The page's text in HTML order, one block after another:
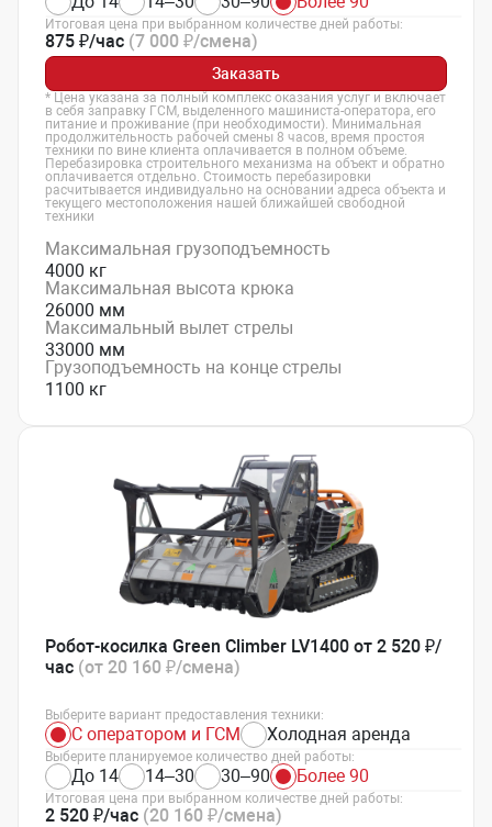
Итоговая цена при выбранном количестве дней работы:
875 ₽/час (7 000 ₽/смена)
Заказать
* Цена указана за полный комплекс оказания услуг и включает
в себя заправку ГСМ, выделенного машиниста-оператора, его
питание и проживание (при необходимости). Минимальная
продолжительность рабочей смены 8 часов, время простоя
техники по вине клиента оплачивается в полном объеме.
Перебазировка строительного механизма на объект и обратно
оплачивается отдельно. Стоимость перебазировки
расчитывается индивидуально на основании адреса объекта и
текущего местоположения нашей ближайшей свободной
техники
Максимальная грузоподъемность
4000 кг
Максимальная высота крюка
26000 мм
Максимальный вылет стрелы
33000 мм
Грузоподъемность на конце стрелы
1100 кг
Робот-косилка Green Climber LV1400 от 2 520 ₽/
час (от 20 160 ₽/смена)
Выберите вариант предоставления техники:
С оператором и ГСМ Холодная аренда
Выберите планируемое количество дней работы:
До 14 14–30 30–90 Более 90
Итоговая цена при выбранном количестве дней работы:
2 520 ₽/час (20 160 ₽/смена)